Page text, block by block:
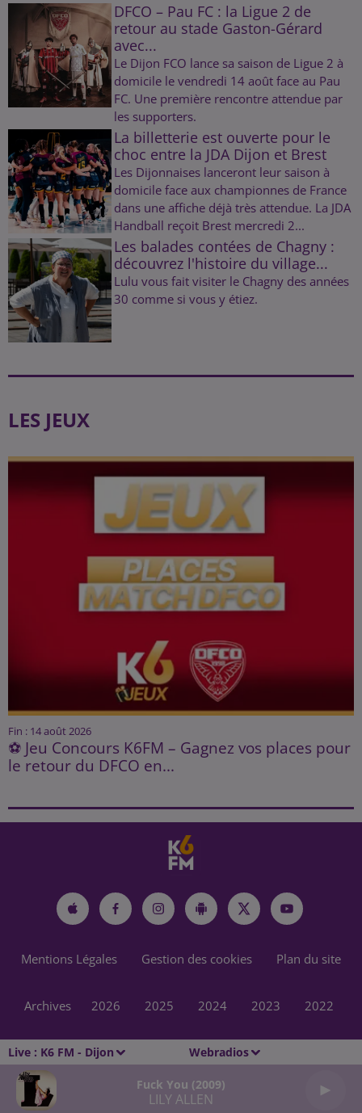
Live : K6 FM - Dijon Webradios
Fuck You (2009)
LILY ALLEN
DFCO – Pau FC : la Ligue 2 de
retour au stade Gaston-Gérard
avec...
Le Dijon FCO lance sa saison de Ligue 2 à
domicile le vendredi 14 août face au Pau
FC. Une première rencontre attendue par
les supporters.
La billetterie est ouverte pour le
choc entre la JDA Dijon et Brest
Les Dijonnaises lanceront leur saison à
domicile face aux championnes de France
dans une affiche déjà très attendue. La JDA
Handball reçoit Brest mercredi 2...
Les balades contées de Chagny :
découvrez l'histoire du village...
Lulu vous fait visiter le Chagny des années
30 comme si vous y étiez.
LES JEUX
Fin : 14 août 2026
⚽ Jeu Concours K6FM – Gagnez vos places pour
le retour du DFCO en...
Mentions Légales Gestion des cookies Plan du site
Archives 2026 2025 2024 2023 2022